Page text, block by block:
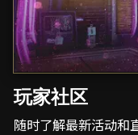
玩家社区
随时了解最新活动和